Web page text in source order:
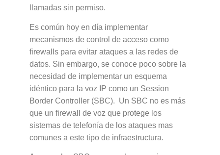
llamadas sin permiso.
Es común hoy en día implementar
mecanismos de control de acceso como
firewalls para evitar ataques a las redes de
datos. Sin embargo, se conoce poco sobre la
necesidad de implementar un esquema
idéntico para la voz IP como un Session
Border Controller (SBC). Un SBC no es más
que un firewall de voz que protege los
sistemas de telefonía de los ataques mas
comunes a este tipo de infraestructura.